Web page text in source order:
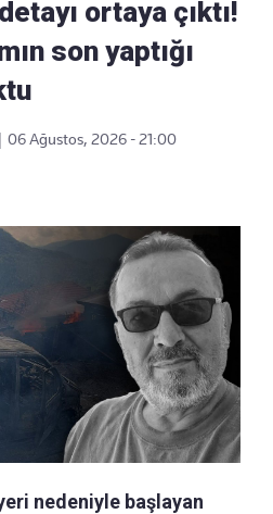
ortaya çıktı!
son yaptığı
06 Ağustos, 2026 - 21:00
nedeniyle başlayan